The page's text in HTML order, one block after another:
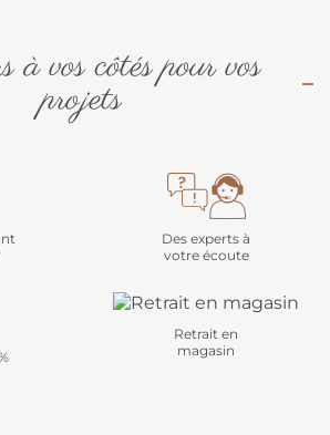
à vos côtés pour vos
projets
Des experts à
votre écoute
Retrait en
magasin